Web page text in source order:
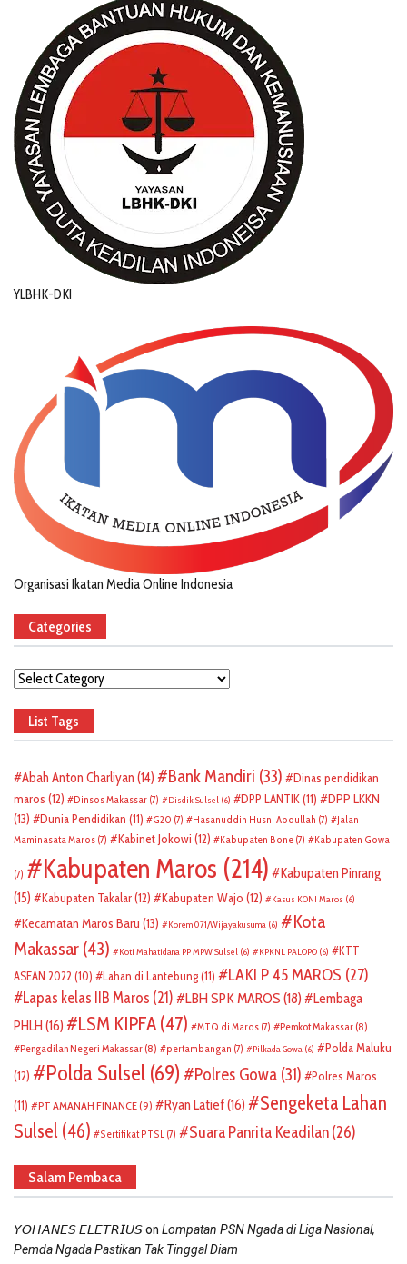
YLBHK-DKI
Organisasi Ikatan Media Online Indonesia
Categories
Categories
List Tags
Abah Anton Charliyan (14) Bank Mandiri (33)
Dinas pendidikan
maros (12) Dinsos Makassar (7) Disdik Sulsel (6) DPP LANTIK(11)
DPP LKKN
(13)
Dunia Pendidikan (11) G20 (7) Hasanuddin Husni Abdullah (7)
Jalan
Maminasata Maros (7) Kabinet Jokowi (12) Kabupaten Bone (7) Kabupaten Gowa
(7) Kabupaten Maros (214)
Kabupaten Pinrang
(15)
Kabupaten Takalar(12) Kabupaten Wajo (12) Kasus KONI Maros (6)
Kecamatan Maros Baru (13) Korem 071/Wijayakusuma (6)
Kota
Makassar (43) Koti Mahatidana PP MPW Sulsel (6) KPKNL PALOPO (6)
KTT
ASEAN 2022 (10) Lahan di Lantebung(11) LAKI P 45 MAROS (27)
Lapas kelas IIB Maros (21) LBH SPK MAROS (18)
Lembaga
PHLH (16) LSM KIPFA (47) MTQ di Maros (7) Pemkot Makassar (8)
Pengadilan Negeri Makassar (8) pertambangan (7) Pilkada Gowa (6)
Polda Maluku
(12)
Polda Sulsel (69) Polres Gowa (31)
Polres Maros
(11)
PT AMANAH FINANCE(9) Ryan Latief(16)
Sengeketa Lahan
Sulsel (46) Sertifikat PTSL (7) Suara Panrita Keadilan(26)
Salam Pembaca
𝘠𝘖𝘏𝘈𝘕𝘌𝘚 𝘌𝘓𝘌𝘛𝘙𝘐𝘜𝘚on Lompatan PSN Ngada di Liga Nasional,
Pemda Ngada Pastikan Tak Tinggal Diam